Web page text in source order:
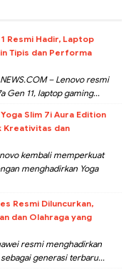
Resmi Hadir, Laptop
Tipis dan Performa
– Lenovo resmi
Gen 11, laptop gaming...
Slim 7i Aura Edition
Kreativitas dan
kembali memperkuat
menghadirkan Yoga
Resmi Diluncurkan,
dan Olahraga yang
resmi menghadirkan
generasi terbaru...